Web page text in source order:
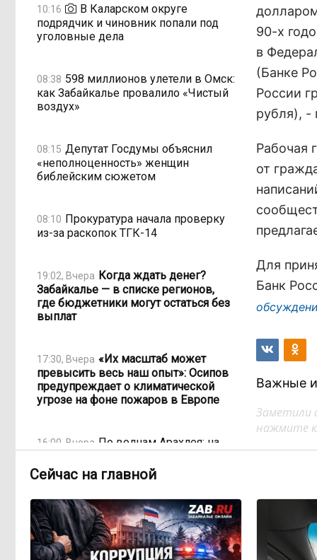
10:16
В Каларском округе
подрядчик и чиновник попали под
уголовные дела
08:38 598 миллионов улетели в Омск:
как Забайкалье провалило «Чистый
воздух»
08:15 Депутат Госдумы объяснил
«неполноценность» женщин
библейским сюжетом
08:10 Прокуратура начала проверку
из-за раскопок ТГК-14
19:02, Вчера Когда ждать денег?
Забайкалье — в списке регионов,
где бюджетники могут остаться без
выплат
17:30, Вчера «Их масштаб может
превысить весь наш опыт»: Осипов
предупреждает о климатической
угрозе на фоне пожаров в Европе
16:00, Вчера По волнам Арахлея: на
улучшили LTE-сеть
12:33, Вчера Путин подписал закон,
вдвое расширяющий основания для
выдворения мигрантов
90-х
в
(Банке
России
рубля), -
Рабочая
от
Для
Банк
Важные
Заметили
нажмите
Сейчас на главной